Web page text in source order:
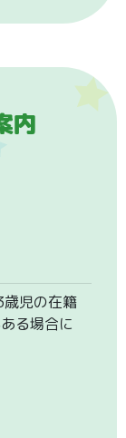
内
児の在籍
る場合に